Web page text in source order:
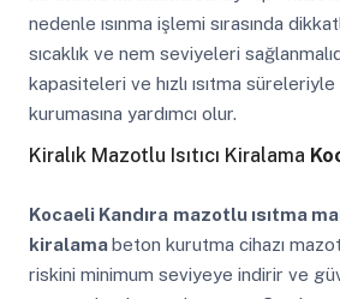
nedenle ısınma işlemi sırasında
sıcaklık ve nem seviyeleri
kapasiteleri ve hızlı ısıtma
kurumasına yardımcı olur.
Kiralık Mazotlu Isıtıcı Kiralama
Kocaeli Kandıra mazotlu ısıtma
kiralamabeton kurutma cihazı
riskini minimum seviyeye indirir ve